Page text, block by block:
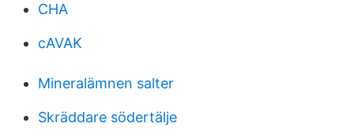
CHA
cAVAK
Mineralämnen salter
Skräddare södertälje